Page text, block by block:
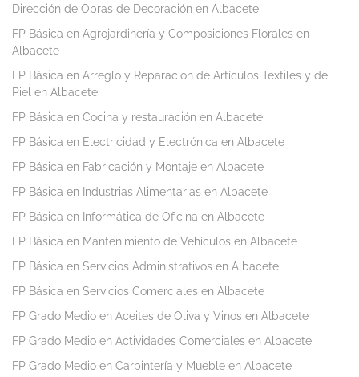
Dirección de Obras de Decoración en Albacete
FP Básica en Agrojardinería y Composiciones Florales en
Albacete
FP Básica en Arreglo y Reparación de Artículos Textiles y de
Piel en Albacete
FP Básica en Cocina y restauración en Albacete
FP Básica en Electricidad y Electrónica en Albacete
FP Básica en Fabricación y Montaje en Albacete
FP Básica en Industrias Alimentarias en Albacete
FP Básica en Informática de Oficina en Albacete
FP Básica en Mantenimiento de Vehículos en Albacete
FP Básica en Servicios Administrativos en Albacete
FP Básica en Servicios Comerciales en Albacete
FP Grado Medio en Aceites de Oliva y Vinos en Albacete
FP Grado Medio en Actividades Comerciales en Albacete
FP Grado Medio en Carpintería y Mueble en Albacete